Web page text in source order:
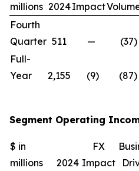
millions 2024Impact
Fourth
Quarter 511 — (37)
Full-
Year
2,155 (9) (87)
Segment Operating
$ in
millions
2024
FX
Impact